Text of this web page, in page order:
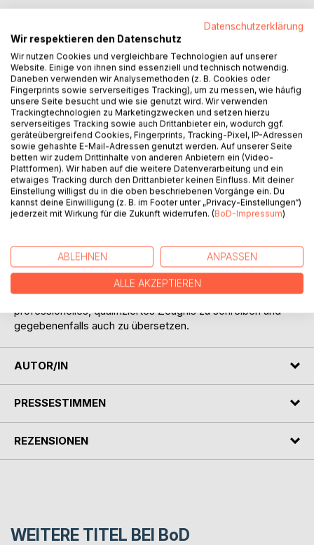
Arbeitnehmer einen gesetzlich geregelten Anspruch auf ein
wohlwollendes, schriftliches Zeugnis. Ist das
ausgehändigte Zeugnis nun tatsächlich wohlwollend, oder
verstecken sich darin negative Aussagen?
Für den Laien hat ein Arbeitszeugnis immer etwas
Geheimnisvolles. Oft ist in diesem Zusammenhang auch
von einer "Geheimsprache" die Rede.
Dieses Buch wendet sich nicht an Personaler, sondern an
Personen, die nur gelegentlich mit dieser Materie zu tun
haben, ob sie nun ihr eigenes Zeugnis verstehen möchten,
ein Zeugnis schreiben oder es in die englische Sprache
übersetzen müssen.
Das erforderliche Vokabular - die Zeugnissprache - ist sehr
stark standardisiert und nicht wirklich umfangreich. Dieses
Buch möchte dem Leser dabei helfen, Arbeitszeugnisse
einerseits richtig zu verstehen, andererseits aber auch ein
professionelles, qualifiziertes Zeugnis zu schreiben und
gegebenenfalls auch zu übersetzen.
AUTOR/IN
PRESSESTIMMEN
REZENSIONEN
WEITERE TITEL BEI BoD
Datenschutzerklärung
Wir respektieren den Datenschutz
Wir nutzen Cookies und vergleichbare Technologien auf unserer
Website. Einige von ihnen sind essenziell und technisch notwendig.
Daneben verwenden wir Analysemethoden (z. B. Cookies oder
Fingerprints sowie serverseitiges Tracking), um zu messen, wie häufig
unsere Seite besucht und wie sie genutzt wird. Wir verwenden
Trackingtechnologien zu Marketingzwecken und setzen hierzu
serverseitiges Tracking sowie auch Drittanbieter ein, wodurch ggf.
geräteübergreifend Cookies, Fingerprints, Tracking-Pixel, IP-Adressen
sowie gehashte E-Mail-Adressen genutzt werden. Auf unserer Seite
betten wir zudem Drittinhalte von anderen Anbietern ein (Video-
Plattformen). Wir haben auf die weitere Datenverarbeitung und ein
etwaiges Tracking durch den Drittanbieter keinen Einfluss. Mit deiner
Einstellung willigst du in die oben beschriebenen Vorgänge ein. Du
kannst deine Einwilligung (z. B. im Footer unter „Privacy-Einstellungen“)
jederzeit mit Wirkung für die Zukunft widerrufen. (BoD-Impressum)
ABLEHNEN ANPASSEN
ALLE AKZEPTIEREN